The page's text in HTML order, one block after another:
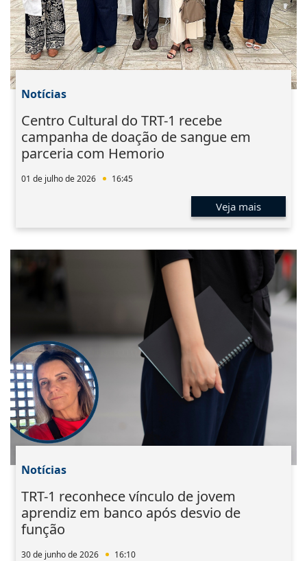
Notícias
Centro Cultural do TRT-1 recebe
campanha de doação de sangue em
parceria com Hemorio
01 de julho de 2026 16:45
Veja mais
Notícias
TRT-1 reconhece vínculo de jovem
aprendiz em banco após desvio de
função
30 de junho de 2026 16:10